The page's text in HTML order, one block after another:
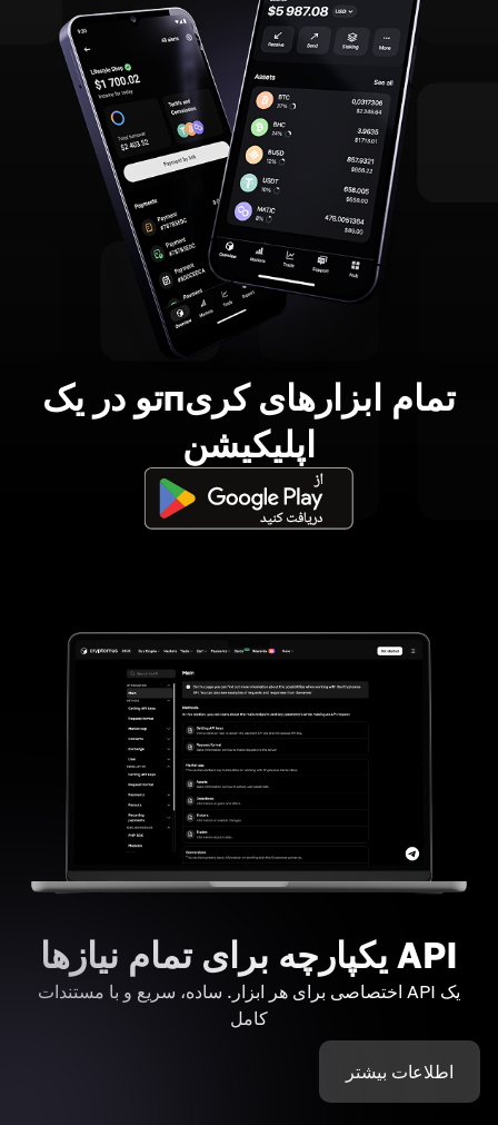
تمام ابزارهای کریпتو در یک
اپلیکیشن
API یکپارچه برای تمام نیازها
یک API اختصاصی برای هر ابزار. ساده، سریع و با مستندات
کامل
اطلاعات بیشتر